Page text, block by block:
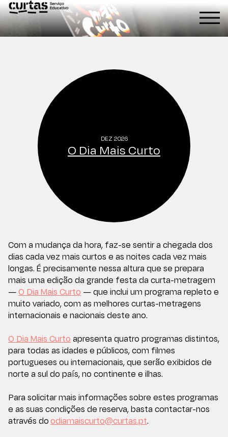
DEZ 2026
O Dia Mais Curto
Com a mudança da hora, faz-se sentir a chegada dos
dias cada vez mais curtos e as noites cada vez mais
longas. É precisamente nessa altura que se prepara
mais uma edição da grande festa da curta-metragem
—O Dia Mais Curto — que inclui um programa repleto e
muito variado, com as melhores curtas-metragens
internacionais e nacionais deste ano.
O Dia Mais Curto apresenta quatro programas distintos,
para todas as idades e públicos, com filmes
portugueses ou internacionais, que serão exibidos de
norte a sul do país, no continente e ilhas.
Para solicitar mais informações sobre estes programas
e as suas condições de reserva, basta contactar-nos
através doodiamaiscurto@curtas.pt.